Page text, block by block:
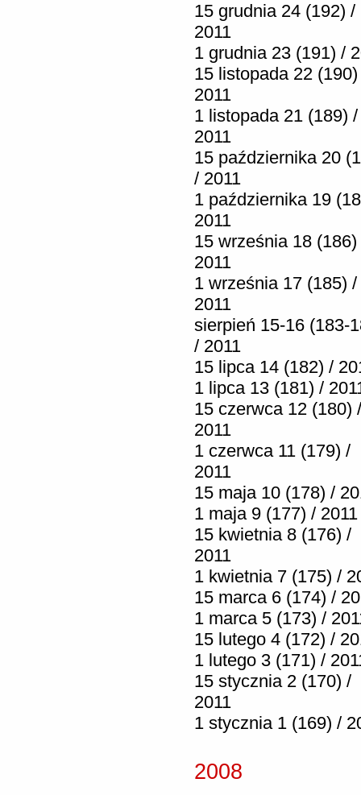
15 grudnia 24 (192) /
2011
1 grudnia 23 (191) /
15 listopada 22
2011
1 listopada 21 (189) /
2011
15 października 20
/ 2011
1 października 19
2011
15 września 18 (186)
2011
1 września 17 (185) /
2011
sierpień 15-16 (183-
/ 2011
15 lipca 14 (182) /
1 lipca 13 (181) /
15 czerwca 12 (180) /
2011
1 czerwca 11 (179) /
2011
15 maja 10 (178) /
1 maja 9 (177) / 2011
15 kwietnia 8 (176) /
2011
1 kwietnia 7 (175) /
15 marca 6 (174) /
1 marca 5 (173) /
15 lutego 4 (172) /
1 lutego 3 (171) /
15 stycznia 2 (170) /
2011
1 stycznia 1 (169) /
2008